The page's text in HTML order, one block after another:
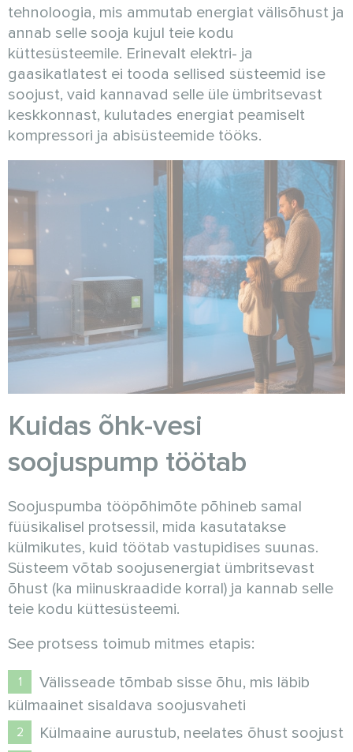
tehnoloogia, mis ammutab energiat välisõhust ja
annab selle sooja kujul teie kodu
küttesüsteemile. Erinevalt elektri- ja
gaasikatlatest ei tooda sellised süsteemid ise
soojust, vaid kannavad selle üle ümbritsevast
keskkonnast, kulutades energiat peamiselt
kompressori ja abisüsteemide tööks.
Kuidas õhk-vesi
soojuspump töötab
Soojuspumba tööpõhimõte põhineb samal
füüsikalisel protsessil, mida kasutatakse
külmikutes, kuid töötab vastupidises suunas.
Süsteem võtab soojusenergiat ümbritsevast
õhust (ka miinuskraadide korral) ja kannab selle
teie kodu küttesüsteemi.
See protsess toimub mitmes etapis:
Välisseade tõmbab sisse õhu, mis läbib
külmaainet sisaldava soojusvaheti
Külmaaine aurustub, neelates õhust soojust